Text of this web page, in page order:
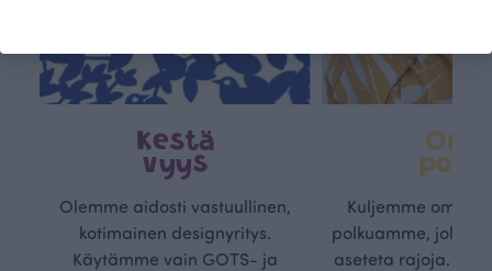
Kestä
vyys
Olemme aidosti vastuullinen,
kotimainen designyritys.
Käytämme vain GOTS- ja
Oma
Kuljemme omaa,
polkuamme, jolla
aseteta rajoja.